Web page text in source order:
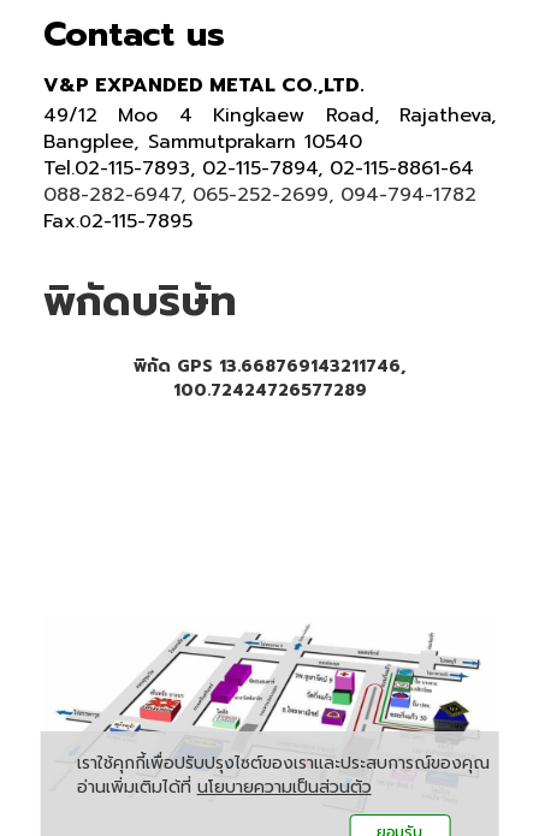
Contact us
V&P EXPANDED METAL CO.,LTD.
49/12 Moo 4 Kingkaew Road, Rajatheva,
Bangplee, Sammutprakarn 10540
Tel.02-115-7893, 02-115-7894, 02-115-8861-64
088-282-6947, 065-252-2699, 094-794-1782
Fax.02-115-7895
พิกัดบริษัท
พิกัด GPS 13.668769143211746,
100.72424726577289
เราใช้คุกกี้เพื่อปรับปรุงไซต์ของเราและประสบการณ์ของคุณ
อ่านเพิ่มเติมได้ที่ นโยบายความเป็นส่วนตัว